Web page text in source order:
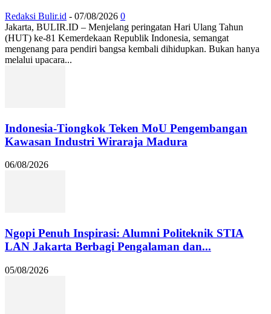
Redaksi Bulir.id - 07/08/2026 0
Jakarta, BULIR.ID – Menjelang peringatan Hari Ulang Tahun
(HUT) ke-81 Kemerdekaan Republik Indonesia, semangat
mengenang para pendiri bangsa kembali dihidupkan. Bukan hanya
melalui upacara...
Indonesia-Tiongkok Teken MoU Pengembangan
Kawasan Industri Wiraraja Madura
06/08/2026
Ngopi Penuh Inspirasi: Alumni Politeknik STIA
LAN Jakarta Berbagi Pengalaman dan...
05/08/2026